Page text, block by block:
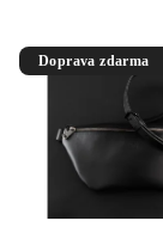
Doprava zdarma